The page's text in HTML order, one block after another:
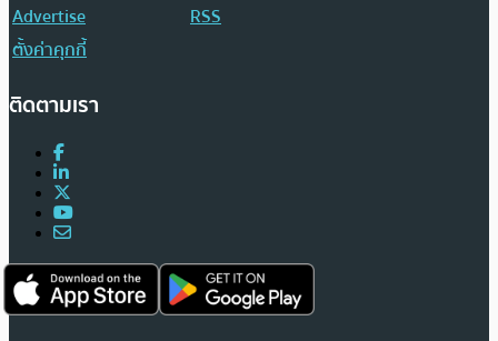
Advertise
RSS
ตั้งค่าคุกกี้
ติดตามเรา